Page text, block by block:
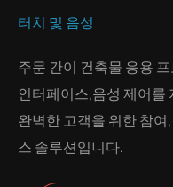
터치 및 음성
주문 간이 건축물 응용
인터페이스,음성 제어를
완벽한 고객을 위한 참
스 솔루션입니다.